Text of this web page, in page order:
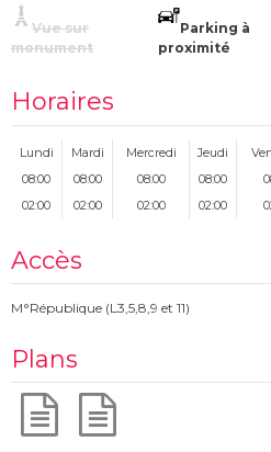
Vue sur
monument
Parking à
proximité
Horaires
Lundi Mardi Mercredi Jeudi
08:00
08:00 08:00 08:00
02:00
02:00 02:00 02:00
Accès
M°République (L3,5,8,9 et 11)
Plans